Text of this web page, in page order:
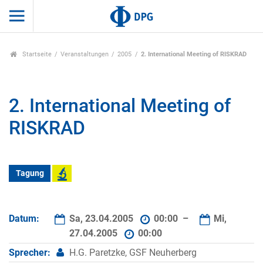
Startseite Veranstaltungen 2005 2. International Meeting of RISKRAD
2. International Meeting of
RISKRAD
Tagung
Datum: Sa, 23.04.2005 00:00 –
Mi,
27.04.2005
00:00
Sprecher:
H.G. Paretzke, GSF Neuherberg